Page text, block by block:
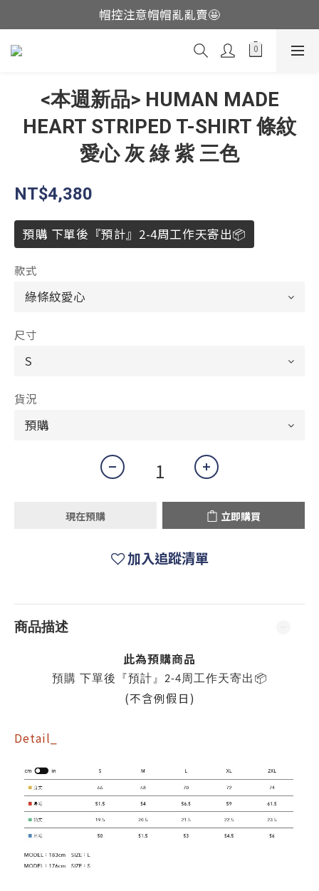
這裡現貨不用等👟
帽控注意帽帽亂亂賣🤩
這裡現貨不用等👟
<本週新品> HUMAN MADE
HEART STRIPED T-SHIRT 條紋
愛心 灰 綠 紫 三色
NT$4,380
預購 下單後『預計』2-4周工作天寄出📦
款式
尺寸
貨況
現在預購 立即購買
加入追蹤清單
商品描述
此為預購商品
預購 下單後『預計』2-4周工作天寄出📦
(不含例假日)
Detail_